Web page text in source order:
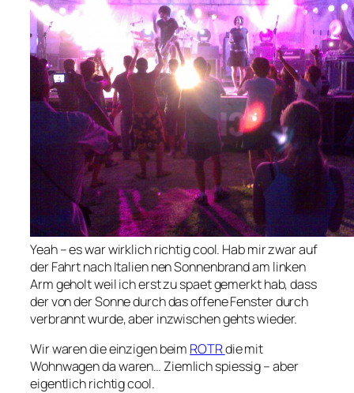
Yeah – es war wirklich richtig cool. Hab mir zwar auf
der Fahrt nach Italien nen Sonnenbrand am linken
Arm geholt weil ich erst zu spaet gemerkt hab, dass
der von der Sonne durch das offene Fenster durch
verbrannt wurde, aber inzwischen gehts wieder.
Wir waren die einzigen beim ROTRdie mit
Wohnwagen da waren… Ziemlich spiessig – aber
eigentlich richtig cool.